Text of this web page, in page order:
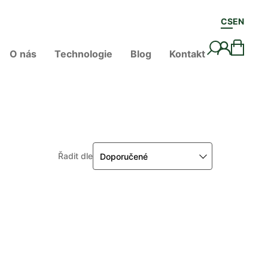
O nás Technologie Blog Kontakt
CSEN
Řadit dle Doporučené